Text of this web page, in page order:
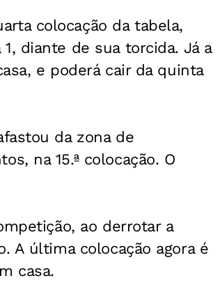
colocação da tabela,
diante de sua torcida. Já a
e poderá cair da quinta
da zona de
na 15.ª colocação. O
ao derrotar a
A última colocação agora é
casa.